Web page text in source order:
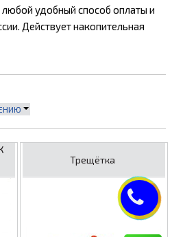
удобный способ оплаты и
Действует накопительная
Трещётка